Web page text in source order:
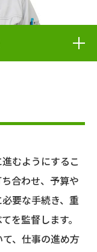
むようにするこ
合わせ、予算や
要な手続き、重
を監督します。
、仕事の進め方